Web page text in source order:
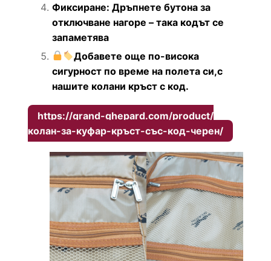
Фиксиране: Дръпнете бутона за
отключване нагоре – така кодът се
запаметява
Добавете още по-висока
сигурност по време на полета си,с
нашите колани кръст с код.
https://grand-ghepard.com/product/
колан-за-куфар-кръст-със-код-черен/